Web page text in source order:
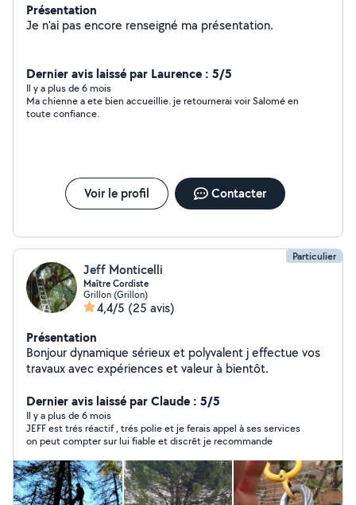
Présentation
Je n'ai pas encore renseigné ma présentation.
Dernier avis laissé par Laurence : 5/5
Il y a plus de 6 mois
Ma chienne a ete bien accueillie. je retournerai voir Salomé en
toute confiance.
Voir le profil Contacter
Particulier
Jeff Monticelli
Maître Cordiste
Grillon (Grillon)
4,4/5 (25 avis)
Présentation
Bonjour dynamique sérieux et polyvalent j effectue vos
travaux avec expériences et valeur à bientôt.
Dernier avis laissé par Claude : 5/5
Il y a plus de 6 mois
JEFF est trés réactif , trés polie et je ferais appel à ses services
on peut compter sur lui fiable et discrêt je recommande